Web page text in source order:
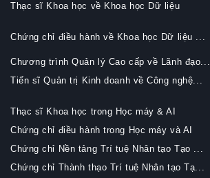
Thạc sĩ Khoa học về Khoa học Dữ liệu
Chứng chỉ điều hành về Khoa học Dữ liệu ...
Chương trình Quản lý Cao cấp về Lãnh đạo...
Tiến sĩ Quản trị Kinh doanh về Công nghệ...
Thạc sĩ Khoa học trong Học máy & AI
Chứng chỉ điều hành trong Học máy và AI
Chứng chỉ Nền tảng Trí tuệ Nhân tạo Tạo ...
Chứng chỉ Thành thạo Trí tuệ Nhân tạo Tạ...